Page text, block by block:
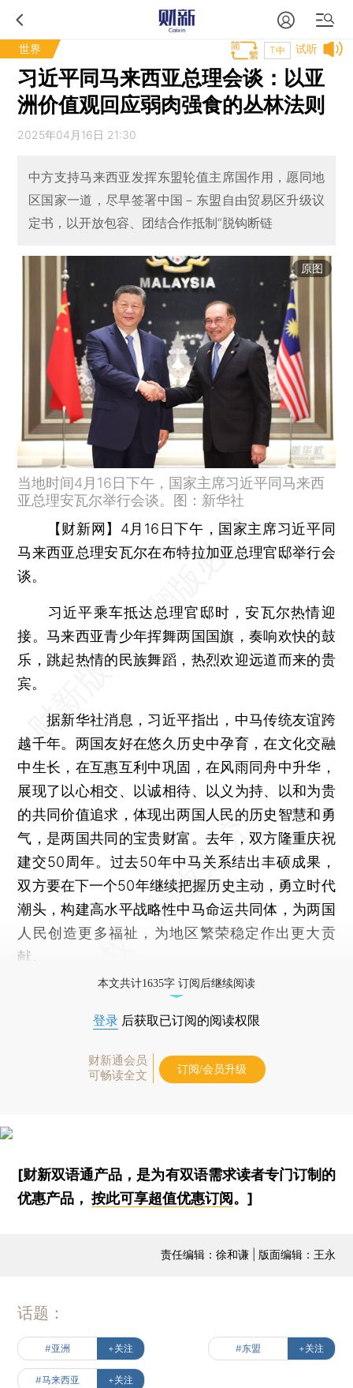
世界 试听
T中
习近平同马来西亚总理会谈：以亚
洲价值观回应弱肉强食的丛林法则
2025年04月16日 21:30
中方支持马来西亚发挥东盟轮值主席国作用，愿同地
区国家一道，尽早签署中国－东盟自由贸易区升级议
定书，以开放包容、团结合作抵制“脱钩断链
原图
当地时间4月16日下午，国家主席习近平同马来西
亚总理安瓦尔举行会谈。图：新华社
【财新网】 4月16日下午，国家主席习近平同
马来西亚总理安瓦尔在布特拉加亚总理官邸举行会
谈。
习近平乘车抵达总理官邸时，安瓦尔热情迎
接。马来西亚青少年挥舞两国国旗，奏响欢快的鼓
乐，跳起热情的民族舞蹈，热烈欢迎远道而来的贵
宾。
据新华社消息，习近平指出，中马传统友谊跨
越千年。两国友好在悠久历史中孕育，在文化交融
中生长，在互惠互利中巩固，在风雨同舟中升华，
展现了以心相交、以诚相待、以义为持、以和为贵
的共同价值追求，体现出两国人民的历史智慧和勇
气，是两国共同的宝贵财富。去年，双方隆重庆祝
建交50周年。过去50年中马关系结出丰硕成果，
双方要在下一个50年继续把握历史主动，勇立时代
潮头，构建高水平战略性中马命运共同体，为两国
人民创造更多福祉，为地区繁荣稳定作出更大贡
献。
本文共计1635字 订阅后继续阅读
登录 后获取已订阅的阅读权限
财新通会员
可畅读全文
订阅/会员升级
[财新双语通产品，是为有双语需求读者专门订制的
优惠产品，按此可享超值优惠订阅。]
责任编辑：徐和谦 | 版面编辑：王永
话题：
#亚洲 +关注 #东盟 +关注
#马来西亚 +关注